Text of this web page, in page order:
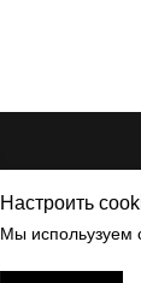
Настроить
Мы испольузуем